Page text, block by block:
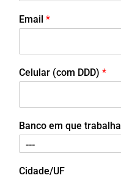
Email *
Celular (com DDD) *
Banco em que trabalha
Cidade/UF